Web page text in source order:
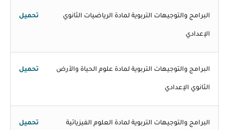
البرامج والتوجيهات التربوية لمادة الرياضيات الثانوي
الإعدادي
تحميل
البرامج والتوجيهات التربوية لمادة علوم الحياة والأرض
الثانوي الإعدادي
تحميل
البرامج والتوجيهات التربوية لمادة العلوم الفيزيائية تحميل